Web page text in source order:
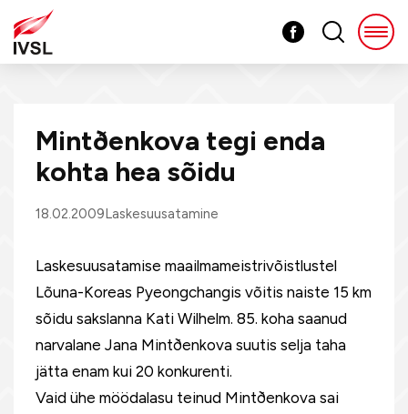
Mintðenkova tegi enda
kohta hea sõidu
18.02.2009Laskesuusatamine
Laskesuusatamise maailmameistrivõistlustel
Lõuna-Koreas Pyeongchangis võitis naiste 15 km
sõidu sakslanna Kati Wilhelm. 85. koha saanud
narvalane Jana Mintðenkova suutis selja taha
jätta enam kui 20 konkurenti.
Vaid ühe möödalasu teinud Mintðenkova sai